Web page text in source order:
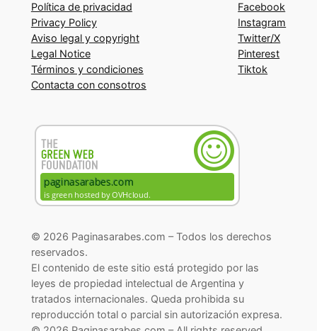
Política de privacidad
Privacy Policy
Aviso legal y copyright
Legal Notice
Términos y condiciones
Contacta con consotros
Facebook
Instagram
Twitter/X
Pinterest
Tiktok
© 2026 Paginasarabes.com – Todos los derechos
reservados.
El contenido de este sitio está protegido por las
leyes de propiedad intelectual de Argentina y
tratados internacionales. Queda prohibida su
reproducción total o parcial sin autorización expresa.